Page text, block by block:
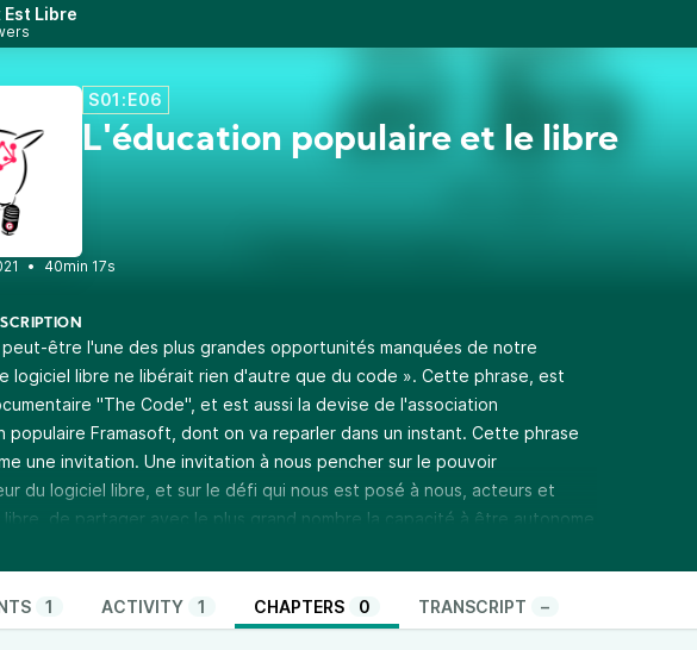
Est Libre
S01:E06
L'éducation populaire et le libre
• 40min 17s
peut-être l'une des plus grandes opportunités manquées de notre
logiciel libre ne libérait rien d'autre que du code ». Cette phrase, est
"The Code", et est aussi la devise de l'association
populaire Framasoft, dont on va reparler dans un instant. Cette phrase
une invitation. Une invitation à nous pencher sur le pouvoir
du logiciel libre, et sur le défi qui nous est posé à nous, acteurs et
libre, de partager avec le plus grand nombre la capacité à être autonome
numérique. Ce défi d'émancipation, c'est un enjeu
populaire au numérique libre et ouvert.
chargé de la mission « Libre, Éducation Nouvelle » des Ceméa
1 ACTIVITY 1 CHAPTERS 0 TRANSCRIPT –